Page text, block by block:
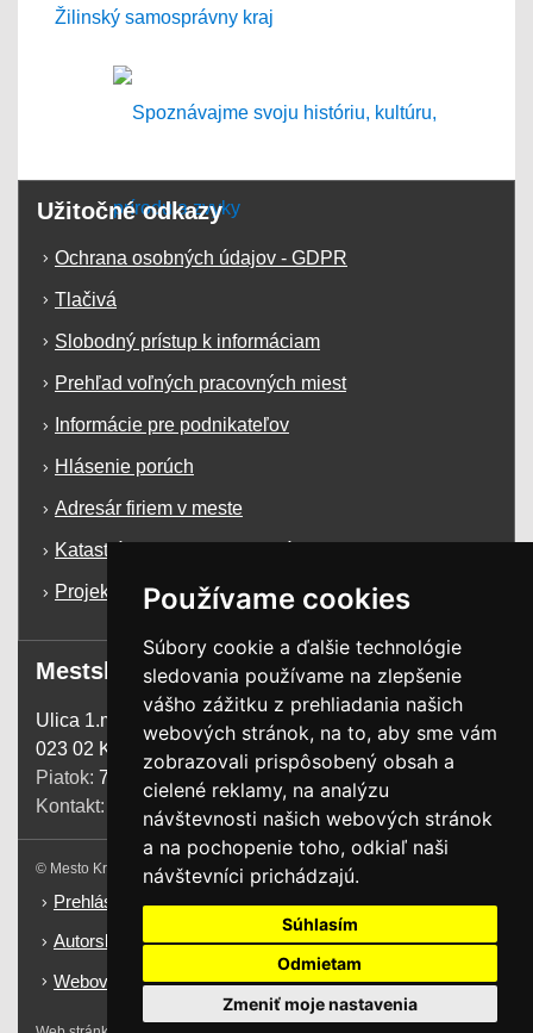
Používame cookies
Súbory cookie a ďalšie technológie
sledovania používame na zlepšenie
vášho zážitku z prehliadania našich
webových stránok, na to, aby sme vám
zobrazovali prispôsobený obsah a
cielené reklamy, na analýzu
návštevnosti našich webových stránok
a na pochopenie toho, odkiaľ naši
návštevníci prichádzajú.
Súhlasím
Odmietam
Zmeniť moje nastavenia
Užitočné odkazy
Ochrana osobných údajov - GDPR
Tlačivá
Slobodný prístup k informáciam
Prehľad voľných pracovných miest
Informácie pre podnikateľov
Hlásenie porúch
Adresár firiem v meste
Katastrálna mapa mesta Krásno n/K
Projekty a dotácie
Mestský úrad
Ulica 1.mája 1255
023 02 Krásno n. Kysucou
Piatok: 7:00 - 13:00
Kontakt:
+421 41 4385 200
© Mesto Krásno nad Kysucou. Všetky práva vyhradené.
Prehlásenie o prístupnosti
Autorské práva
Webové sídlo